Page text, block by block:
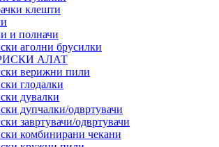
клешти
и полначи
аголни брусилки
АЛАТ
верижни пили
глодалки
дувалки
дупчалки/одвртувачи
завртувачи/одвртувачи
комбинирани чекани